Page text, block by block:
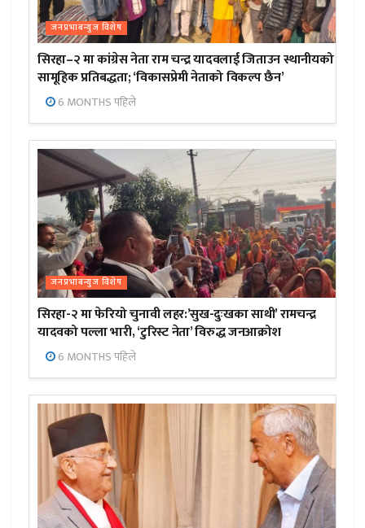
जनप्रभाबन्युज विशेष
सिरहा–२ मा कांग्रेस नेता राम चन्द्र यादवलाई जिताउन स्थानीयको
सामूहिक प्रतिबद्धता; ‘विकासप्रेमी नेताको विकल्प छैन’
6 MONTHS पहिले
जनप्रभाबन्युज विशेष
सिरहा-२ मा फेरियो चुनावी लहर:’सुख-दुःखका साथी’ रामचन्द्र
यादवको पल्ला भारी, ‘टुरिस्ट नेता’ विरुद्ध जनआक्रोश
6 MONTHS पहिले